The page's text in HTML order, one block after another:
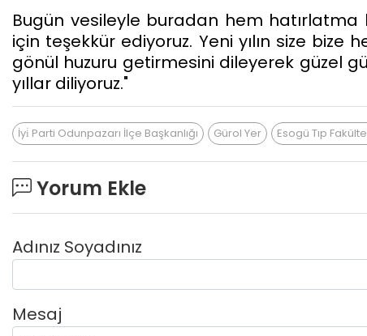
Bugün vesileyle buradan hem hatırlatma
için teşekkür ediyoruz. Yeni yılın size
gönül huzuru getirmesini dileyerek güzel
yıllar diliyoruz."
İyi̇ Parti Odunpazarı İlçe Başkanlığı Gürol Yer Esogü Tıp
Yorum Ekle
Adınız Soyadınız
Mesaj